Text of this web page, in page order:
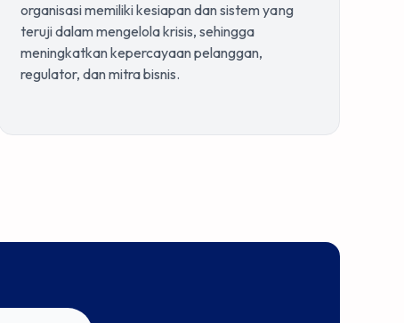
organisasi memiliki kesiapan dan sistem yang
teruji dalam mengelola krisis, sehingga
meningkatkan kepercayaan pelanggan,
regulator, dan mitra bisnis.